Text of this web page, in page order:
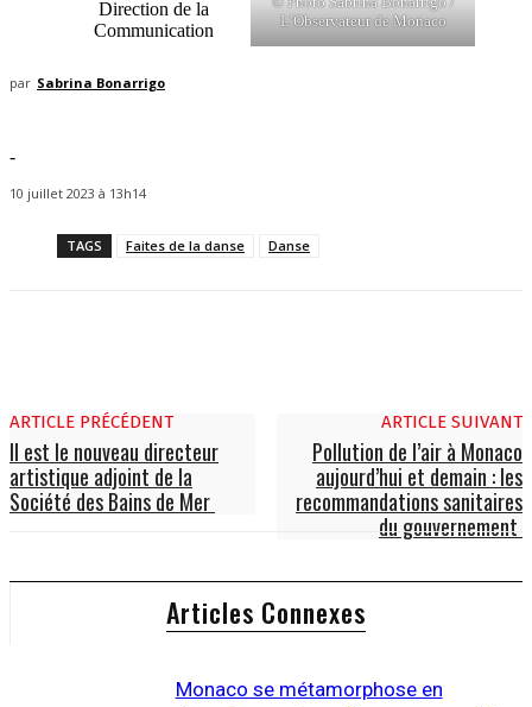
Direction de la
Communication
L’Observateur de Monaco
par Sabrina Bonarrigo
-
10 juillet 2023 à 13h14
TAGS Faites de la danse Danse
ARTICLE PRÉCÉDENT
Il est le nouveau directeur
artistique adjoint de la
Société des Bains de Mer
ARTICLE SUIVANT
Pollution de l’air à Monaco
aujourd’hui et demain : les
recommandations sanitaires
du gouvernement
Articles Connexes
Monaco se métamorphose en